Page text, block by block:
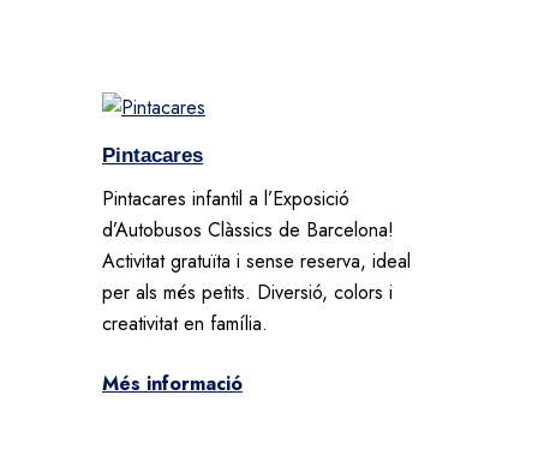
Pintacares
Pintacares infantil a l’Exposició
d’Autobusos Clàssics de Barcelona!
Activitat gratuïta i sense reserva, ideal
per als més petits. Diversió, colors i
creativitat en família.
Més informació